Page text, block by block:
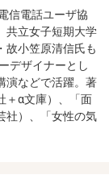
信電話ユーザ協
共立女子短期大学
故小笠原清信氏も
デザイナーとし
演などで活躍。著
＋α文庫）、「面
社）、「女性の気